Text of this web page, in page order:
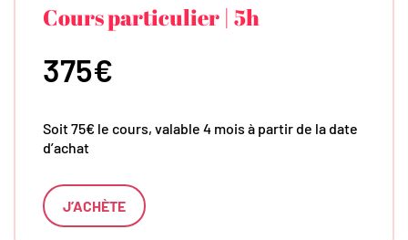
Cours particulier | 5h
375€
Soit 75€ le cours, valable 4 mois à partir de la date
d’achat
J’ACHÈTE